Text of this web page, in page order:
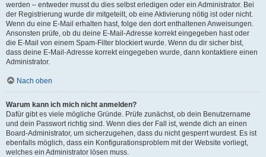
werden – entweder musst du dies selbst erledigen oder ein Administrator. Bei
der Registrierung wurde dir mitgeteilt, ob eine Aktivierung nötig ist oder nicht.
Wenn du eine E-Mail erhalten hast, folge den dort enthaltenen Anweisungen.
Ansonsten prüfe, ob du deine E-Mail-Adresse korrekt eingegeben hast oder
die E-Mail von einem Spam-Filter blockiert wurde. Wenn du dir sicher bist,
dass deine E-Mail-Adresse korrekt eingegeben wurde, dann kontaktiere einen
Administrator.
Nach oben
Warum kann ich mich nicht anmelden?
Dafür gibt es viele mögliche Gründe. Prüfe zunächst, ob dein Benutzername
und dein Passwort richtig sind. Wenn dies der Fall ist, wende dich an einen
Board-Administrator, um sicherzugehen, dass du nicht gesperrt wurdest. Es ist
ebenfalls möglich, dass ein Konfigurationsproblem mit der Website vorliegt,
welches ein Administrator lösen muss.